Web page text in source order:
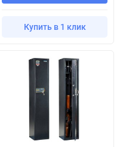
Купить в 1 клик